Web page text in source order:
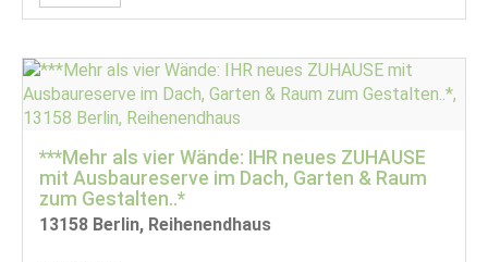
***Mehr als vier Wände: IHR neues ZUHAUSE
mit Ausbaureserve im Dach, Garten & Raum
zum Gestalten..*
13158 Berlin, Reihenendhaus